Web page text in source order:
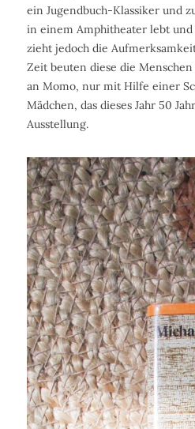
ein Jugendbuch-Klassiker und
in einem Amphitheater lebt
zieht jedoch die
Zeit beuten diese die
an Momo, nur mit Hilfe einer
Mädchen, das dieses Jahr 50
Ausstellung.